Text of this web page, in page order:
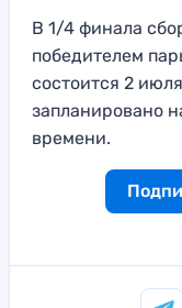
В 1/4 финала
победителем
состоится 2
запланировано
времени.